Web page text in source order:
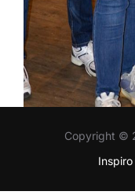
Copyright ©